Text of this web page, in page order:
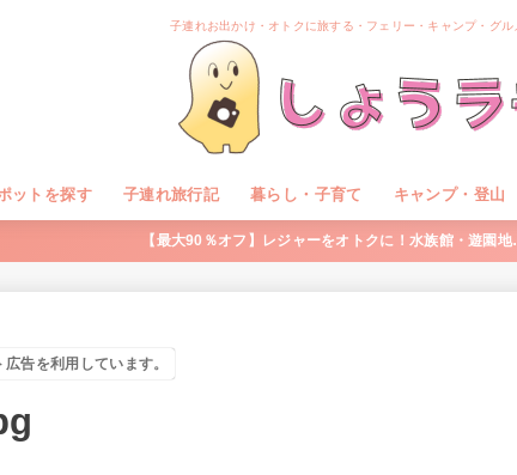
子連れお出かけ・オトクに旅する・フェリー・キャンプ・グ
ットを探す 子連れ旅行記 暮らし・子育て キャンプ・登山
【最大90％オフ】レジャーをオトクに！水族館・遊園
告を利用しています。